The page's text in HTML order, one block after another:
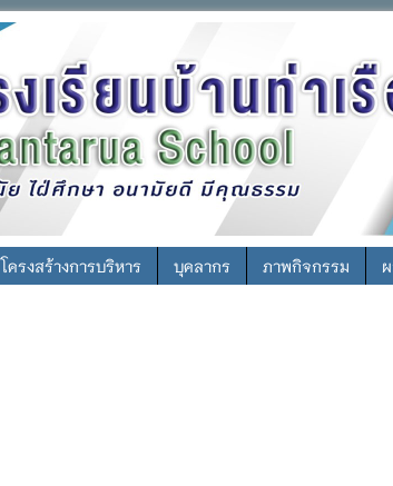
โครงสร้างการบริหาร บุคลากร ภาพกิจกรรม